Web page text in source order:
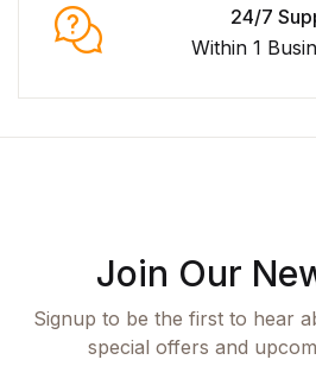
24/7
Within 1
Join Our
Signup to be the first to hear
special offers and